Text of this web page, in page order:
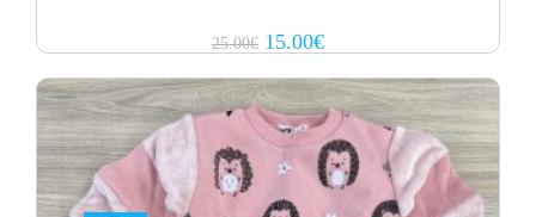
25.00€ Original
price
25.00€.
15.00€Current
price
15.00€.